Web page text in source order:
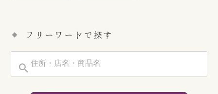
フリーワードで探す